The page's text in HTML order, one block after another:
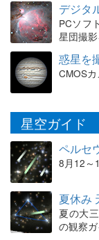
デジタ
PCソフ
星団撮
惑星を
CMOS
星空ガイド
ペルセ
8月12～
夏休み
夏の大
の観察